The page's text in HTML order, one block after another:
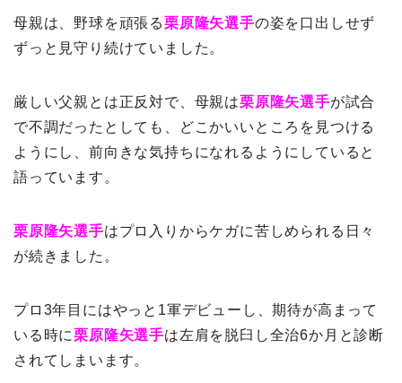
母親は、野球を頑張る栗原隆矢選手の姿を口出しせず
ずっと見守り続けていました。
厳しい父親とは正反対で、母親は栗原隆矢選手が試合
で不調だったとしても、どこかいいところを見つける
ようにし、前向きな気持ちになれるようにしていると
語っています。
栗原隆矢選手はプロ入りからケガに苦しめられる日々
が続きました。
プロ3年目にはやっと1軍デビューし、期待が高まって
いる時に栗原隆矢選手は左肩を脱臼し全治6か月と診断
されてしまいます。